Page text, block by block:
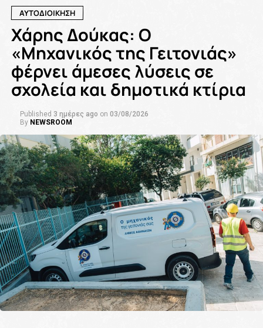
ΑΥΤΟΔΙΟΙΚΗΣΗ
Χάρης Δούκας: Ο
«Μηχανικός της Γειτονιάς»
φέρνει άμεσες λύσεις σε
σχολεία και δημοτικά κτίρια
Published 3 ημέρες ago on 03/08/2026
By NEWSROOM